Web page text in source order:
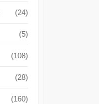
(24)
(5)
(108)
(28)
(160)